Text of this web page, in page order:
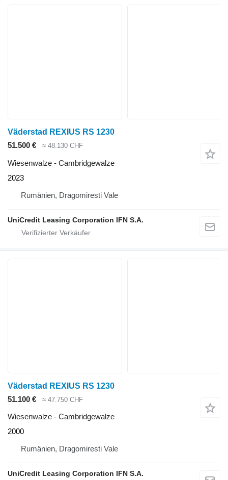
Väderstad REXIUS RS 1230
51.500 €
≈ 48.130 CHF
Wiesenwalze - Cambridgewalze
2023
Rumänien, Dragomiresti Vale
UniCredit Leasing Corporation IFN S.A.
Väderstad REXIUS RS 1230
51.100 €
≈ 47.750 CHF
Wiesenwalze - Cambridgewalze
2000
Rumänien, Dragomiresti Vale
UniCredit Leasing Corporation IFN S.A.